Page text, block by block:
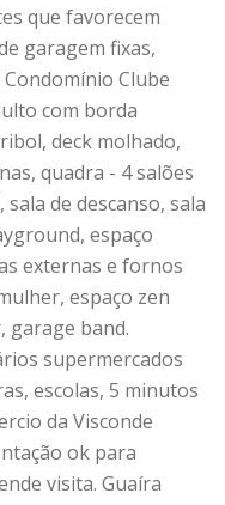
que favorecem
garagem fixas,
Clube
com borda
deck molhado,
quadra - 4 salões
de descanso, sala
espaço
externas e fornos
espaço zen
garage band.
supermercados
escolas, 5 minutos
da Visconde
ok para
visita. Guaíra